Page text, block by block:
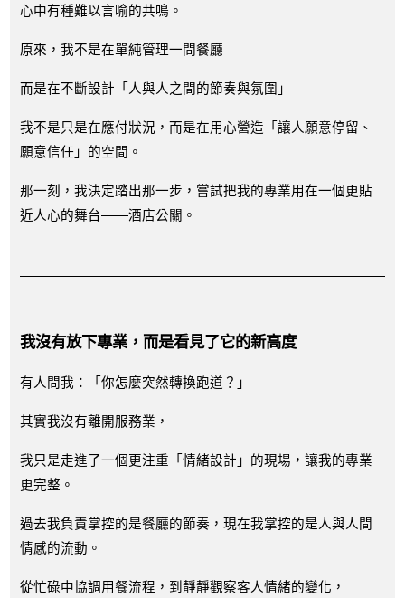
心中有種難以言喻的共鳴。
原來，我不是在單純管理一間餐廳
而是在不斷設計「人與人之間的節奏與氛圍」
我不是只是在應付狀況，而是在用心營造「讓人願意停留、
願意信任」的空間。
那一刻，我決定踏出那一步，嘗試把我的專業用在一個更貼
近人心的舞台——酒店公關。
我沒有放下專業，而是看見了它的新高度
有人問我：「你怎麼突然轉換跑道？」
其實我沒有離開服務業，
我只是走進了一個更注重「情緒設計」的現場，讓我的專業
更完整。
過去我負責掌控的是餐廳的節奏，現在我掌控的是人與人間
情感的流動。
從忙碌中協調用餐流程，到靜靜觀察客人情緒的變化，